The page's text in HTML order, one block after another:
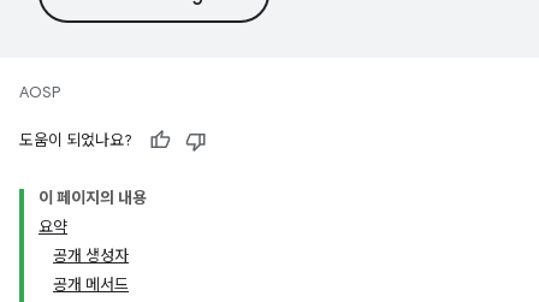
AOSP
도움이 되었나요?
이 페이지의 내용
요약
공개 생성자
공개 메서드